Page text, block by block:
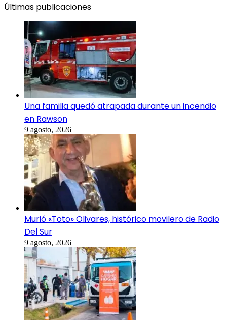
Últimas publicaciones
Una familia quedó atrapada durante un incendio
en Rawson
9 agosto, 2026
Murió «Toto» Olivares, histórico movilero de Radio
Del Sur
9 agosto, 2026